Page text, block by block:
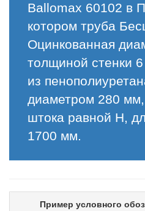
Ballomax 60102 в
котором труба
Оцинкованная
толщиной стенки
из
диаметром 280
штока равной H,
1700 мм.
Пример условного